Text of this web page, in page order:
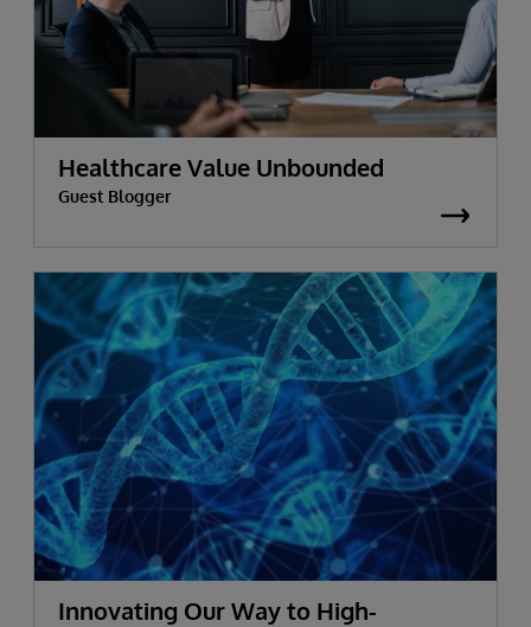
Healthcare Value Unbounded
Guest Blogger
Innovating Our Way to High-